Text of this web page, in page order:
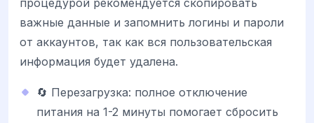
важные данные и запомнить логины и пароли
от аккаунтов, так как вся пользовательская
информация будет удалена.
🔄 Перезагрузка: полное отключение
питания на 1-2 минуты помогает сбросить